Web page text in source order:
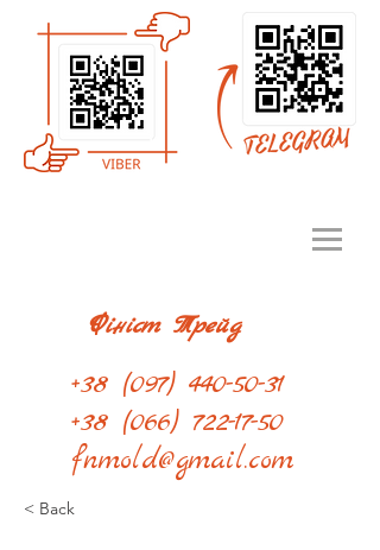
Фініст Трейд
+38 (097) 440-50-31
+38 (066) 722-17-50
fnmold@gmail.com
< Back